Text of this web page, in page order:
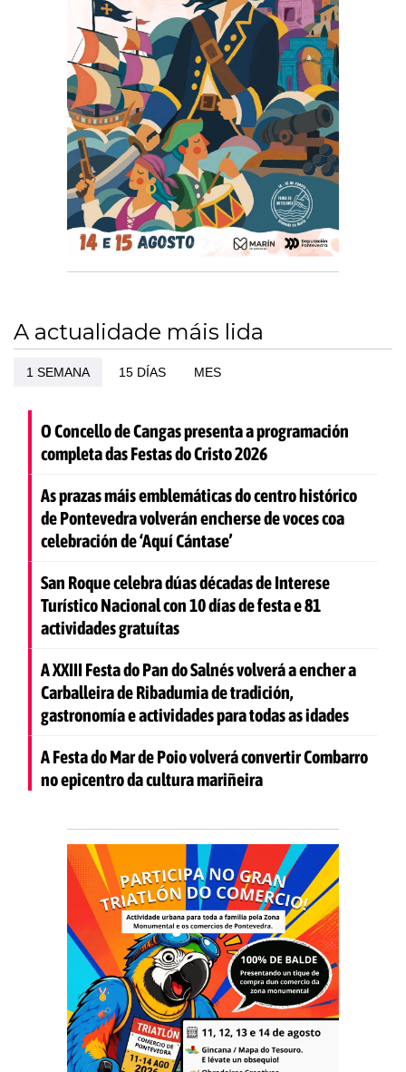
A actualidade máis lida
1 SEMANA 15 DÍAS MES
O Concello de Cangas presenta a programación
completa das Festas do Cristo 2026
As prazas máis emblemáticas do centro histórico
de Pontevedra volverán encherse de voces coa
celebración de ‘Aquí Cántase’
San Roque celebra dúas décadas de Interese
Turístico Nacional con 10 días de festa e 81
actividades gratuítas
A XXIII Festa do Pan do Salnés volverá a encher a
Carballeira de Ribadumia de tradición,
gastronomía e actividades para todas as idades
A Festa do Mar de Poio volverá convertir Combarro
no epicentro da cultura mariñeira